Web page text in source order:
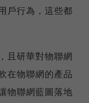
戶行為，這些都
且研華對物聯網
在物聯網的產品
物聯網藍圖落地